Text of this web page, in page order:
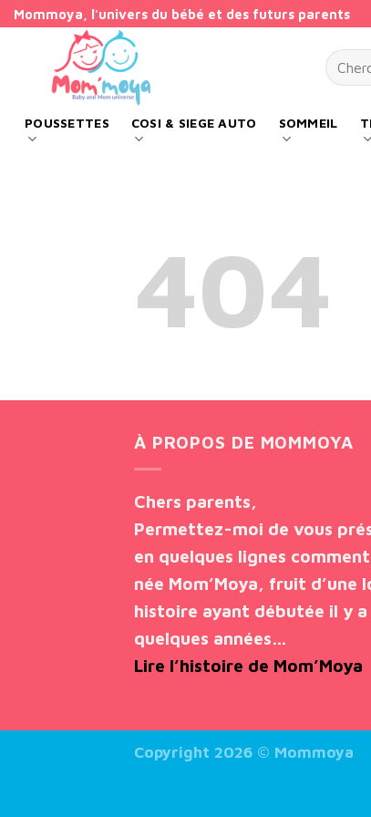
Passer
contenu
Mommoya, l'univers du bébé et des futurs parents
POUSSETTES COSI & SIEGE AUTO SOMMEIL
404
À PROPOS DE MOMMOYA
Chers parents,
Permettez-moi de vous
en quelques lignes
née Mom’Moya, fruit d’une
histoire ayant débutée il y a
quelques années…
Lire l’histoire de Mom’Moya
Copyright 2026 © Mommoya